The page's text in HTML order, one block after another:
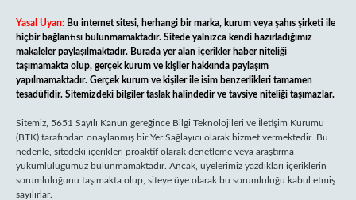
Yasal Uyarı: Bu internet sitesi, herhangi bir marka, kurum veya şahıs şirketi ile
hiçbir bağlantısı bulunmamaktadır. Sitede yalnızca kendi hazırladığımız
makaleler paylaşılmaktadır. Burada yer alan içerikler haber niteliği
taşımamakta olup, gerçek kurum ve kişiler hakkında paylaşım
yapılmamaktadır. Gerçek kurum ve kişiler ile isim benzerlikleri tamamen
tesadüfidir. Sitemizdeki bilgiler taslak halindedir ve tavsiye niteliği taşımazlar.
Sitemiz, 5651 Sayılı Kanun gereğince Bilgi Teknolojileri ve İletişim Kurumu
(BTK) tarafından onaylanmış bir Yer Sağlayıcı olarak hizmet vermektedir. Bu
nedenle, sitedeki içerikleri proaktif olarak denetleme veya araştırma
yükümlülüğümüz bulunmamaktadır. Ancak, üyelerimiz yazdıkları içeriklerin
sorumluluğunu taşımakta olup, siteye üye olarak bu sorumluluğu kabul etmiş
sayılırlar.